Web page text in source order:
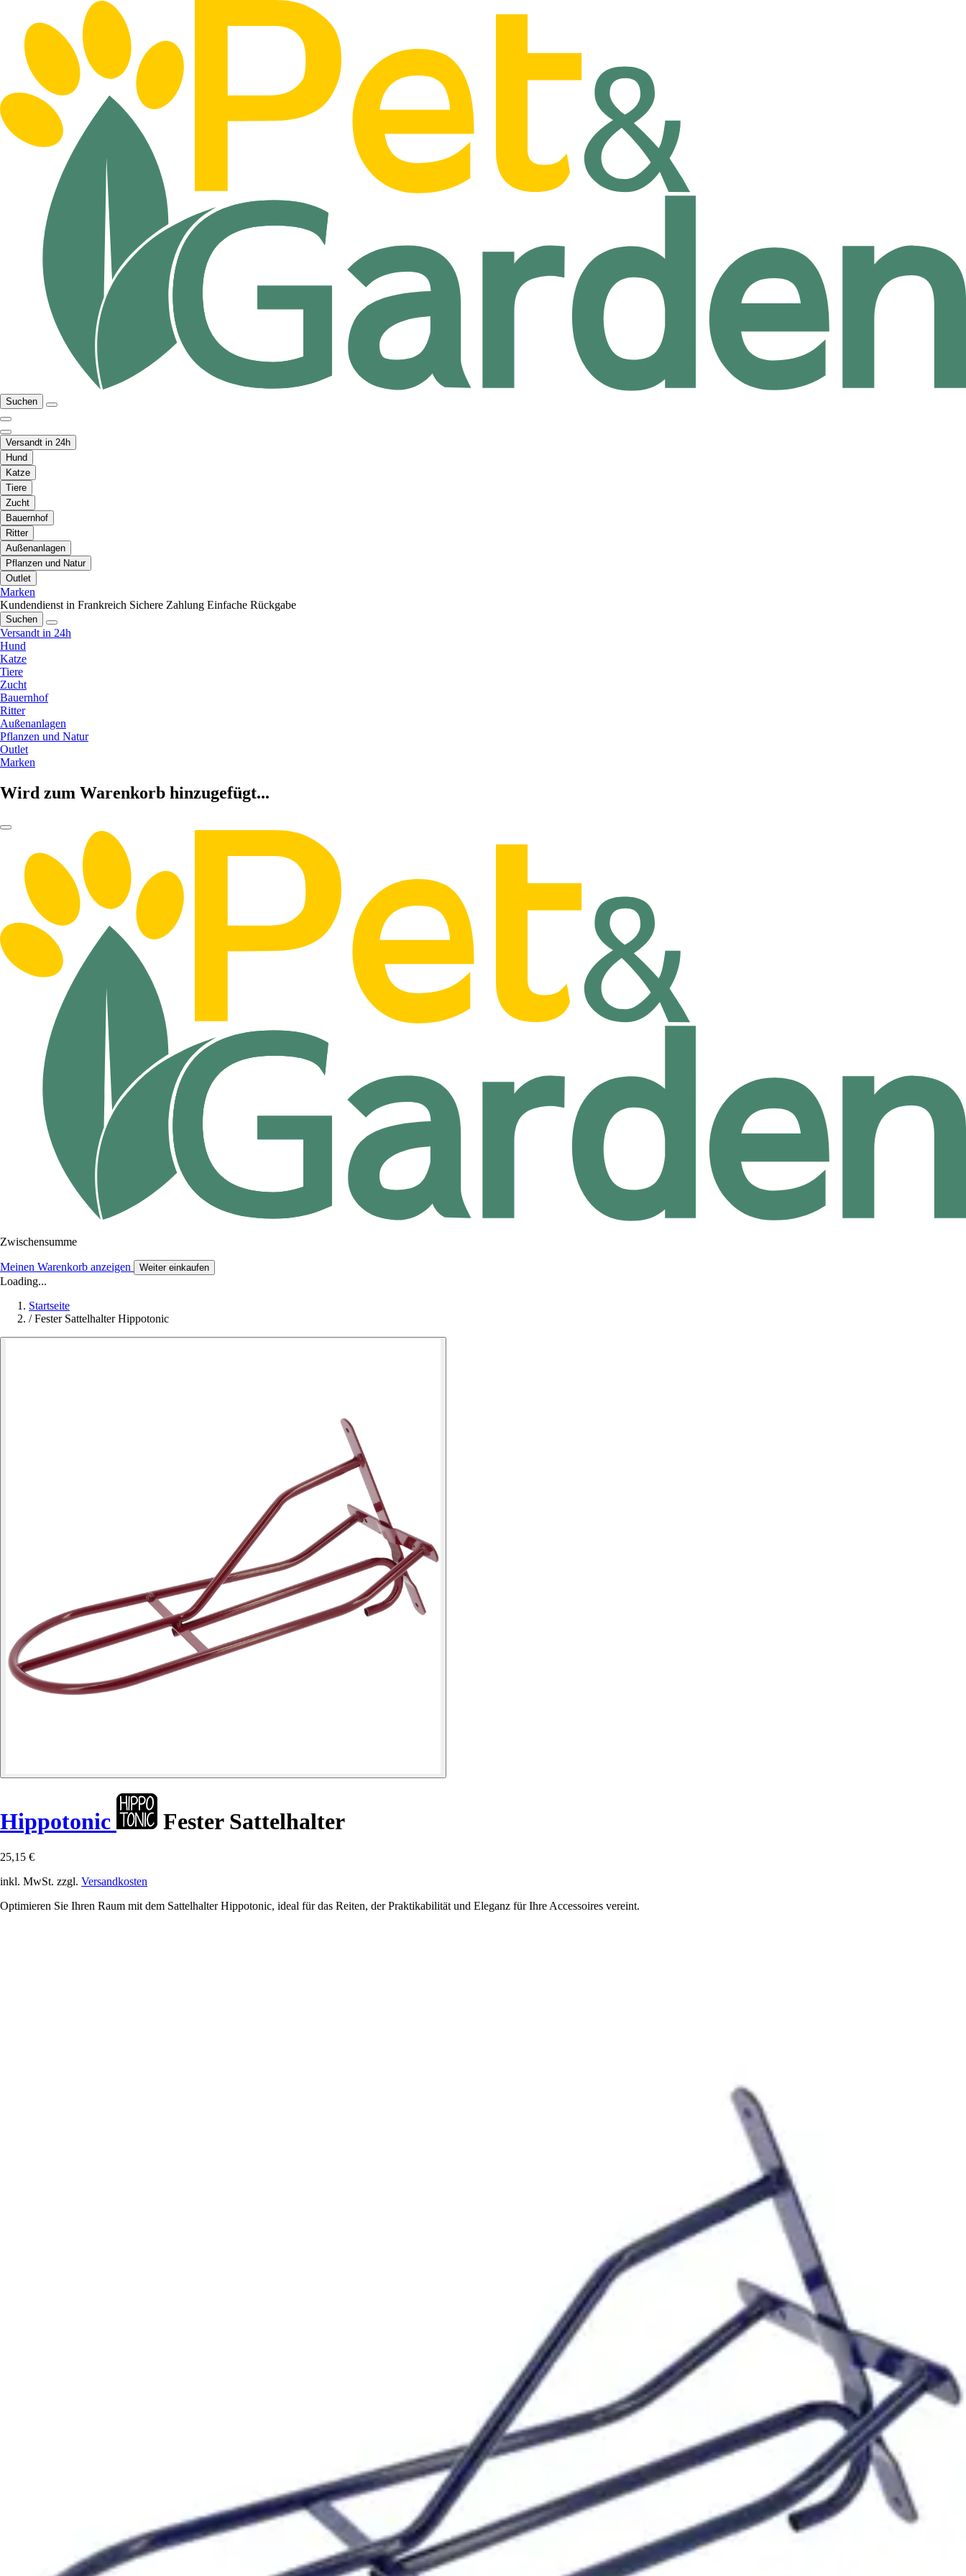
Suchen
Versandt in 24h
Hund
Katze
Tiere
Zucht
Bauernhof
Ritter
Außenanlagen
Pflanzen und Natur
Outlet
Marken
Kundendienst in Frankreich Sichere Zahlung Einfache Rückgabe
Suchen
Versandt in 24h
Hund
Katze
Tiere
Zucht
Bauernhof
Ritter
Außenanlagen
Pflanzen und Natur
Outlet
Marken
Wird zum Warenkorb hinzugefügt...
Zwischensumme
Meinen Warenkorb anzeigen Weiter einkaufen
Loading...
Startseite
/ Fester Sattelhalter Hippotonic
Hippotonic Fester Sattelhalter
25,15 €
inkl. MwSt. zzgl. Versandkosten
Optimieren Sie Ihren Raum mit dem Sattelhalter Hippotonic, ideal für das Reiten, der Praktikabilität und Eleganz für Ihre Accessoires vereint.